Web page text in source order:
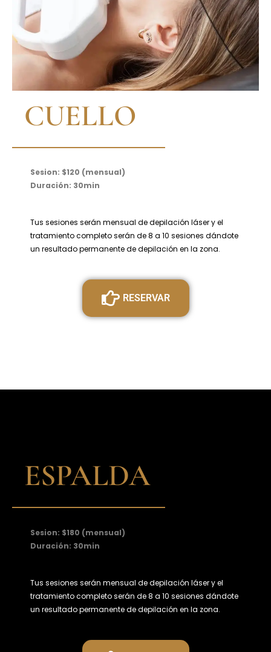
CUELLO
Sesion: $120 (mensual)
Duración: 30min
Tus sesiones serán mensual de depilación láser y el
tratamiento completo serán de 8 a 10 sesiones dándote
un resultado permanente de depilación en la zona.
RESERVAR
ESPALDA
Sesion: $180 (mensual)
Duración: 30min
Tus sesiones serán mensual de depilación láser y el
tratamiento completo serán de 8 a 10 sesiones dándote
un resultado permanente de depilación en la zona.